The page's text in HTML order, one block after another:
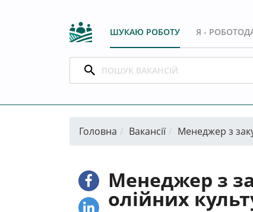
ШУКАЮ РОБОТУ Я -
Головна Вакансії Менеджер з
Менеджер з
олійних